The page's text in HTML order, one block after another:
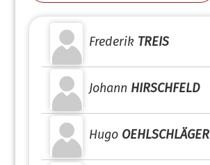
Frederik TREIS
Johann HIRSCHFELD
Hugo OEHLSCHLÄGER